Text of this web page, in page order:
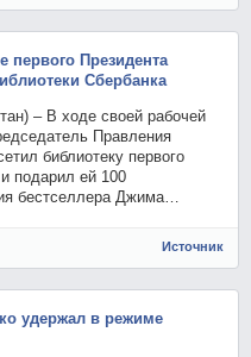
первого Президента
Сбербанка
– В ходе своей рабочей
Правления
библиотеку первого
подарил ей 100
бестселлера Джима…
Источник
удержал в режиме